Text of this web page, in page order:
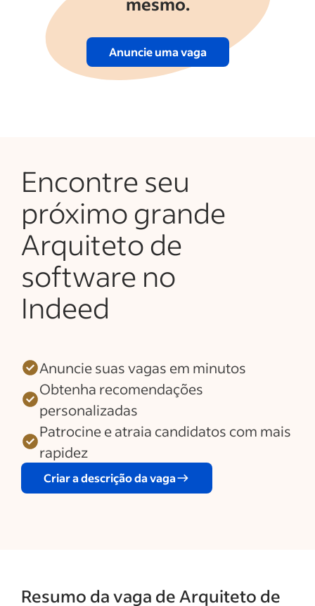
Anuncie uma vaga
Encontre seu
próximo grande
Arquiteto de
software no
Indeed
Anuncie suas vagas em minutos
Obtenha recomendações
personalizadas
Patrocine e atraia candidatos com mais
rapidez
Criar a descrição da vaga
Resumo da vaga de Arquiteto de